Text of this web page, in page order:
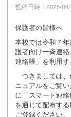
投稿日時 : 2025/
保護者の皆様へ
本校では令和７
護者向け一斉連
連絡帳」を利用す
つきましては、
ニュアルをご覧
に「スマート連
を通じて配布す
ご登録ください。